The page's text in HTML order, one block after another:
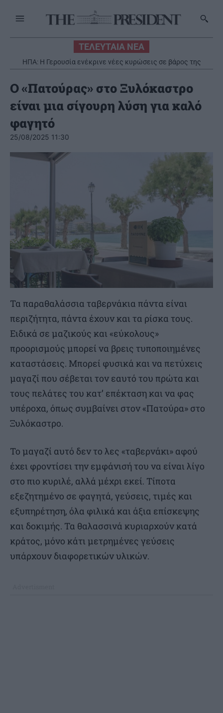
ΤΕΛΕΥΤΑΙΑ ΝΕΑ
ΗΠΑ: Η Γερουσία ενέκρινε νέες κυρώσεις σε βάρος της
Ρωσίας
Ο «Πατούρας» στο Ξυλόκαστρο
είναι μια σίγουρη λύση για καλό
φαγητό
25/08/2025 11:30
Τα παραθαλάσσια ταβερνάκια πάντα είναι
περιζήτητα, πάντα έχουν και τα ρίσκα τους.
Ειδικά σε μαζικούς και «εύκολους»
προορισμούς μπορεί να βρεις τυποποιημένες
καταστάσεις. Μπορεί φυσικά και να πετύχεις
μαγαζί που σέβεται τον εαυτό του πρώτα και
τους πελάτες του κατ’ επέκταση και να φας
υπέροχα, όπως συμβαίνει στον «Πατούρα» στο
Ξυλόκαστρο.
Το μαγαζί αυτό δεν το λες «ταβερνάκι» αφού
έχει φροντίσει την εμφάνισή του να είναι λίγο
στο πιο κυριλέ, αλλά μέχρι εκεί. Τίποτα
εξεζητημένο σε φαγητά, γεύσεις, τιμές και
εξυπηρέτηση, όλα φιλικά και άξια επίσκεψης
και δοκιμής. Τα θαλασσινά κυριαρχούν κατά
κράτος, μόνο κάτι μετρημένες γεύσεις
υπάρχουν διαφορετικών υλικών.